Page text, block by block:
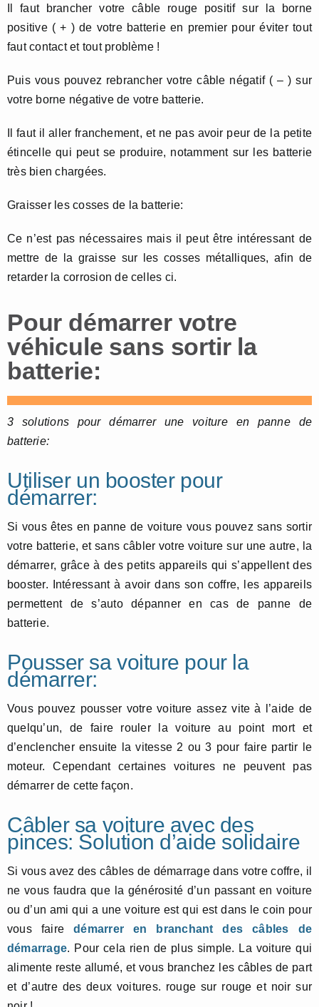
Il faut brancher votre câble rouge positif sur la borne
positive ( + ) de votre batterie en premier pour éviter tout
faut contact et tout problème !
Puis vous pouvez rebrancher votre câble négatif ( – ) sur
votre borne négative de votre batterie.
Il faut il aller franchement, et ne pas avoir peur de la petite
étincelle qui peut se produire, notamment sur les batterie
très bien chargées.
Graisser les cosses de la batterie:
Ce n’est pas nécessaires mais il peut être intéressant de
mettre de la graisse sur les cosses métalliques, afin de
retarder la corrosion de celles ci.
Pour démarrer votre
véhicule sans sortir la
batterie:
3 solutions pour démarrer une voiture en panne de
batterie:
Utiliser un booster pour
démarrer:
Si vous êtes en panne de voiture vous pouvez sans sortir
votre batterie, et sans câbler votre voiture sur une autre, la
démarrer, grâce à des petits appareils qui s’appellent des
booster. Intéressant à avoir dans son coffre, les appareils
permettent de s’auto dépanner en cas de panne de
batterie.
Pousser sa voiture pour la
démarrer:
Vous pouvez pousser votre voiture assez vite à l’aide de
quelqu’un, de faire rouler la voiture au point mort et
d’enclencher ensuite la vitesse 2 ou 3 pour faire partir le
moteur. Cependant certaines voitures ne peuvent pas
démarrer de cette façon.
Câbler sa voiture avec des
pinces: Solution d’aide solidaire
Si vous avez des câbles de démarrage dans votre coffre, il
ne vous faudra que la générosité d’un passant en voiture
ou d’un ami qui a une voiture est qui est dans le coin pour
vous fairedémarrer en branchant des câbles de
démarrage. Pour cela rien de plus simple. La voiture qui
alimente reste allumé, et vous branchez les câbles de part
et d’autre des deux voitures. rouge sur rouge et noir sur